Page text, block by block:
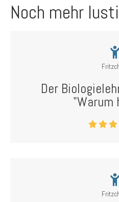
Noch mehr
Der
"Warum